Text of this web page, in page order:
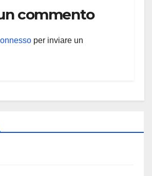
commento
per inviare un